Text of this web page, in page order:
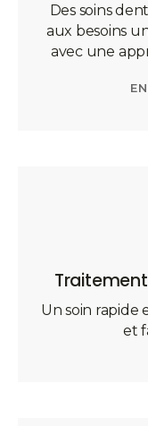
Des soins
aux besoins
avec une
Un soin
et